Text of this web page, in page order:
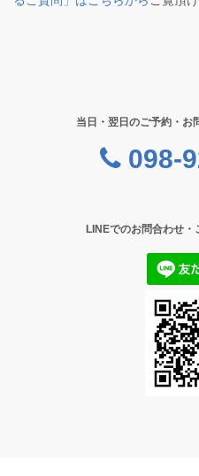
当日・翌日のご予約・お
098-
LINEでのお問合わせ・